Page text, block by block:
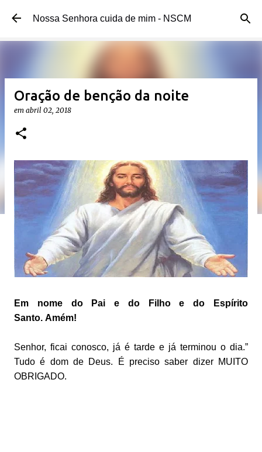
Pular para o conteúdo principal
Nossa Senhora cuida de mim - NSCM
Oração de benção da noite
em abril 02, 2018
Em nome do Pai e do Filho e do Espírito
Santo. Amém!
Senhor, ficai conosco, já é tarde e já terminou o dia.”
Tudo é dom de Deus. É preciso saber dizer MUITO
OBRIGADO.